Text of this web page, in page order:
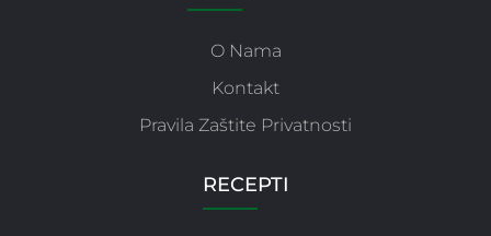
O Nama
Kontakt
Pravila Zaštite Privatnosti
RECEPTI